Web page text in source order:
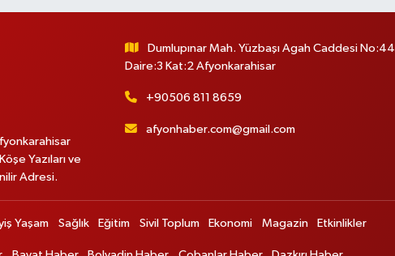
Yazıları ve
Adresi.
Dumlupınar Mah. Yüzbaşı Agah Caddesi No:44
Daire:3 Kat:2 Afyonkarahisar
+90506 811 8659
afyonhaber.com@gmail.com
Yaşam Sağlık Eğitim Sivil Toplum Ekonomi Magazin Etkinlikler